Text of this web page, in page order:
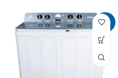
-22%